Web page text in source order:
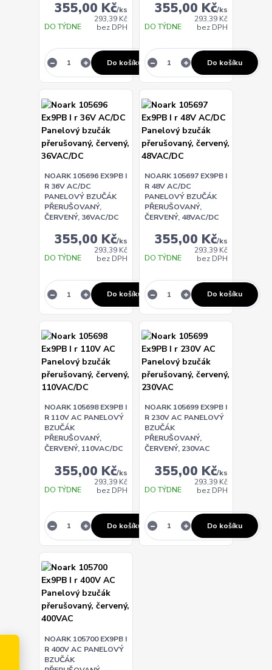
355,00 Kč/ks
293,39 Kč
bez DPH
DO TÝDNE
Do košíku
355,00 Kč/ks
293,39 Kč
bez DPH
DO TÝDNE
Do košíku
NOARK 105696 EX9PB I
R 36V AC/DC
PANELOVÝ BZUČÁK
PŘERUŠOVANÝ,
ČERVENÝ, 36VAC/DC
355,00 Kč/ks
293,39 Kč
bez DPH
DO TÝDNE
Do košíku
NOARK 105697 EX9PB I
R 48V AC/DC
PANELOVÝ BZUČÁK
PŘERUŠOVANÝ,
ČERVENÝ, 48VAC/DC
355,00 Kč/ks
293,39 Kč
bez DPH
DO TÝDNE
Do košíku
NOARK 105698 EX9PB I
R 110V AC PANELOVÝ
BZUČÁK
PŘERUŠOVANÝ,
ČERVENÝ, 110VAC/DC
355,00 Kč/ks
293,39 Kč
bez DPH
DO TÝDNE
Do košíku
NOARK 105699 EX9PB I
R 230V AC PANELOVÝ
BZUČÁK
PŘERUŠOVANÝ,
ČERVENÝ, 230VAC
355,00 Kč/ks
293,39 Kč
bez DPH
DO TÝDNE
Do košíku
NOARK 105700 EX9PB I
R 400V AC PANELOVÝ
BZUČÁK